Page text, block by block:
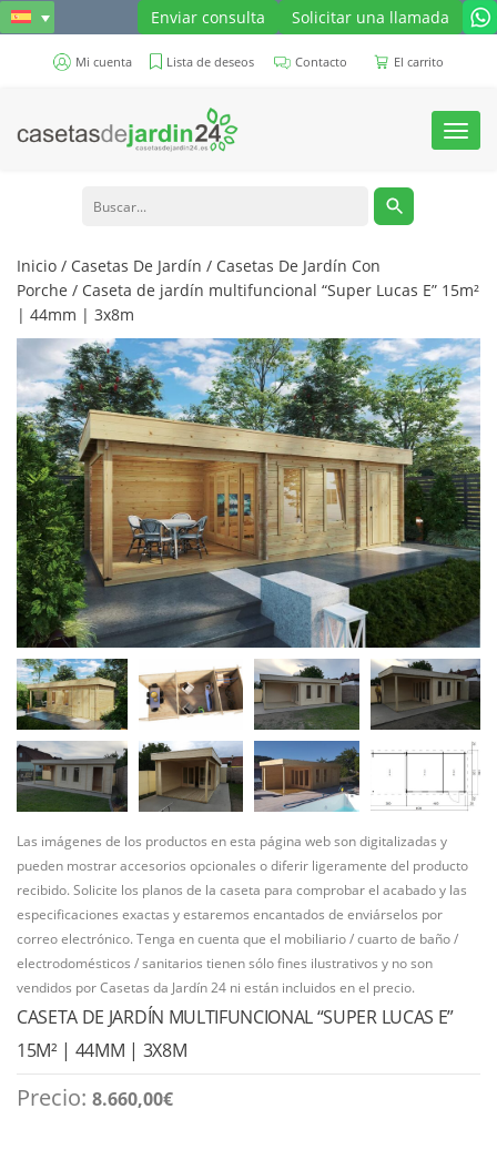
Enviar consulta Solicitar una llamada
Mi cuenta Lista de deseos Contacto El carrito
Toggle
Inicio / Casetas De Jardín / Casetas De Jardín Con
Porche / Caseta de jardín multifuncional “Super Lucas E” 15m²
| 44mm | 3x8m
Las imágenes de los productos en esta página web son digitalizadas y
pueden mostrar accesorios opcionales o diferir ligeramente del producto
recibido. Solicite los planos de la caseta para comprobar el acabado y las
especificaciones exactas y estaremos encantados de enviárselos por
correo electrónico. Tenga en cuenta que el mobiliario / cuarto de baño /
electrodomésticos / sanitarios tienen sólo fines ilustrativos y no son
vendidos por Casetas da Jardín 24 ni están incluidos en el precio.
CASETA DE JARDÍN MULTIFUNCIONAL “SUPER LUCAS E”
15M² | 44MM | 3X8M
Precio: 8.660,00€